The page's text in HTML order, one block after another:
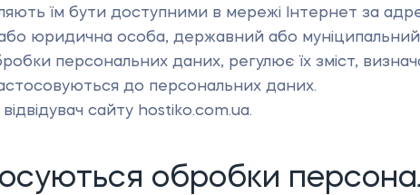
їм бути доступними в мережі Інтернет за
юридична особа, державний або муніципальний
персональних даних, регулює їх зміст,
до персональних даних.
сайту hostiko.com.ua.
обробки